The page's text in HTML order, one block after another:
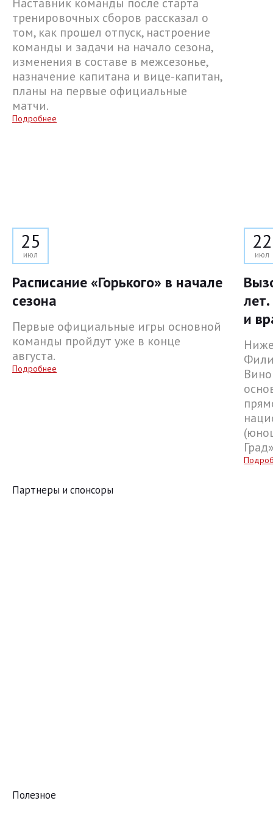
тренировочных сборов рассказал о
том, как прошел отпуск, настроение
команды и задачи на начало сезона,
изменения в составе в межсезонье,
назначение капитана и вице-капитан,
планы на первые официальные
матчи.
Подробнее
25
июл
Расписание «Горького» в начале
сезона
Первые официальные игры основной
команды пройдут уже в конце
августа.
Подробнее
22
июл
и
Партнеры и спонсоры
Полезное